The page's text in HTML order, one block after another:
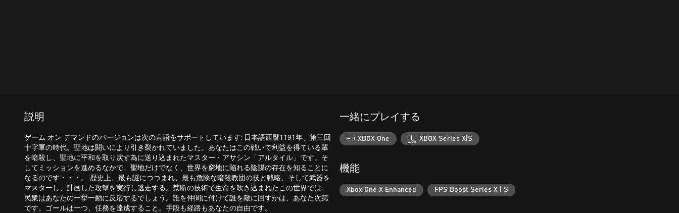
説明
ゲーム オン デマンドのバージョンは次の言語をサポートしています: 日本語西暦1191年、第三回
十字軍の時代。聖地は闘いにより引き裂かれていました。あなたはこの戦いで利益を得ている輩
を暗殺し、聖地に平和を取り戻す為に送り込まれたマスター・アサシン「アルタイル」です。そ
してミッションを進めるなかで、聖地だけでなく、世界を窮地に陥れる陰謀の存在を知ることに
なるのです・・・。 歴史上、最も謎につつまれ、最も危険な暗殺教団の技と戦略、そして武器を
マスターし、計画した攻撃を実行し逃走する。禁断の技術で生命を吹き込まれたこの世界では、
民衆はあなたの一挙一動に反応するでしょう。誰を仲間に付けて誰を敵に回すかは、あなた次第
です。ゴールは一つ、任務を達成すること。手段も経路もあなたの自由です。
一緒にプレイする
XBOX One XBOX Series X|S
機能
Xbox One X Enhanced FPS Boost Series X | S